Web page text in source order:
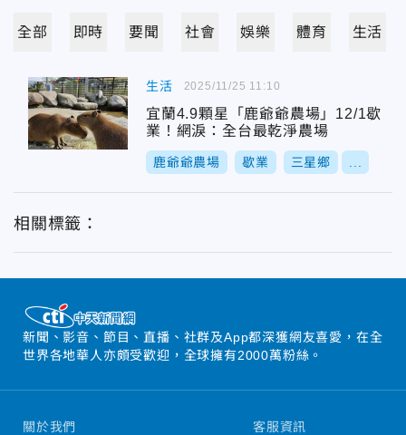
全部 即時 要聞 社會 娛樂 體育 生活
生活
宜蘭4.9顆星「鹿爺爺農場」12/1歇
業！網淚：全台最乾淨農場
鹿爺爺農場 歇業 三星鄉
2025/11/25 11:10
相關標籤：
新聞、影音、節目、直播、社群及App都深獲網友喜愛，在全
世界各地華人亦頗受歡迎，全球擁有2000萬粉絲。
關於我們 客服資訊